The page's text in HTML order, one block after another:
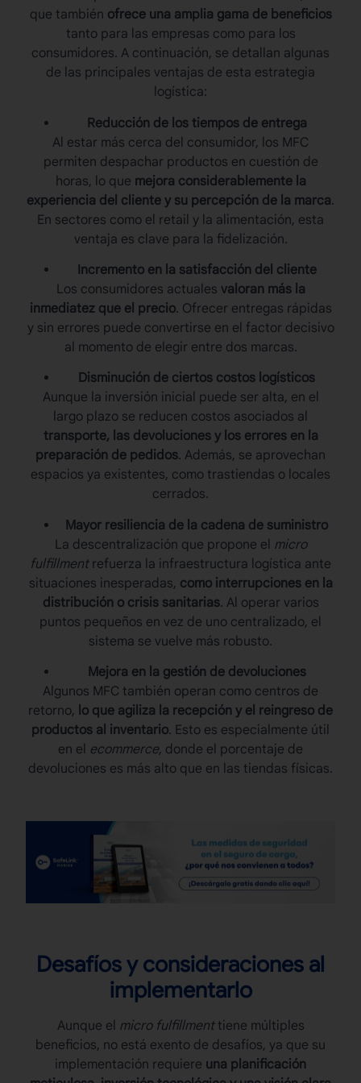
que también ofrece una amplia gama de beneficios
tanto para las empresas como para los
consumidores. A continuación, se detallan algunas
de las principales ventajas de esta estrategia
logística:
Reducción de los tiempos de entrega
Al estar más cerca del consumidor, los MFC
permiten despachar productos en cuestión de
horas, lo que mejora considerablemente la
experiencia del cliente y su percepción de la marca.
En sectores como el retail y la alimentación, esta
ventaja es clave para la fidelización.
Incremento en la satisfacción del cliente
Los consumidores actuales valoran más la
inmediatez que el precio. Ofrecer entregas rápidas
y sin errores puede convertirse en el factor decisivo
al momento de elegir entre dos marcas.
Disminución de ciertos costos logísticos
Aunque la inversión inicial puede ser alta, en el
largo plazo se reducen costos asociados al
transporte, las devoluciones y los errores en la
preparación de pedidos. Además, se aprovechan
espacios ya existentes, como trastiendas o locales
cerrados.
Mayor resiliencia de la cadena de suministro
La descentralización que propone el micro
fulfillmentrefuerza la infraestructura logística ante
situaciones inesperadas, como interrupciones en la
distribución o crisis sanitarias. Al operar varios
puntos pequeños en vez de uno centralizado, el
sistema se vuelve más robusto.
Mejora en la gestión de devoluciones
Algunos MFC también operan como centros de
retorno, lo que agiliza la recepción y el reingreso de
productos al inventario. Esto es especialmente útil
en el ecommerce, donde el porcentaje de
devoluciones es más alto que en las tiendas físicas.
Desafíos y consideraciones al
implementarlo
Aunque el micro fulfillmenttiene múltiples
beneficios, no está exento de desafíos, ya que su
implementación requiere una planificación